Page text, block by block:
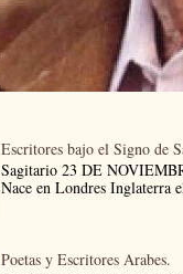
Escritores bajo el Signo de
Sagitario 23 DE
Nace en Londres Inglaterra
Poetas y Escritores Arabes.